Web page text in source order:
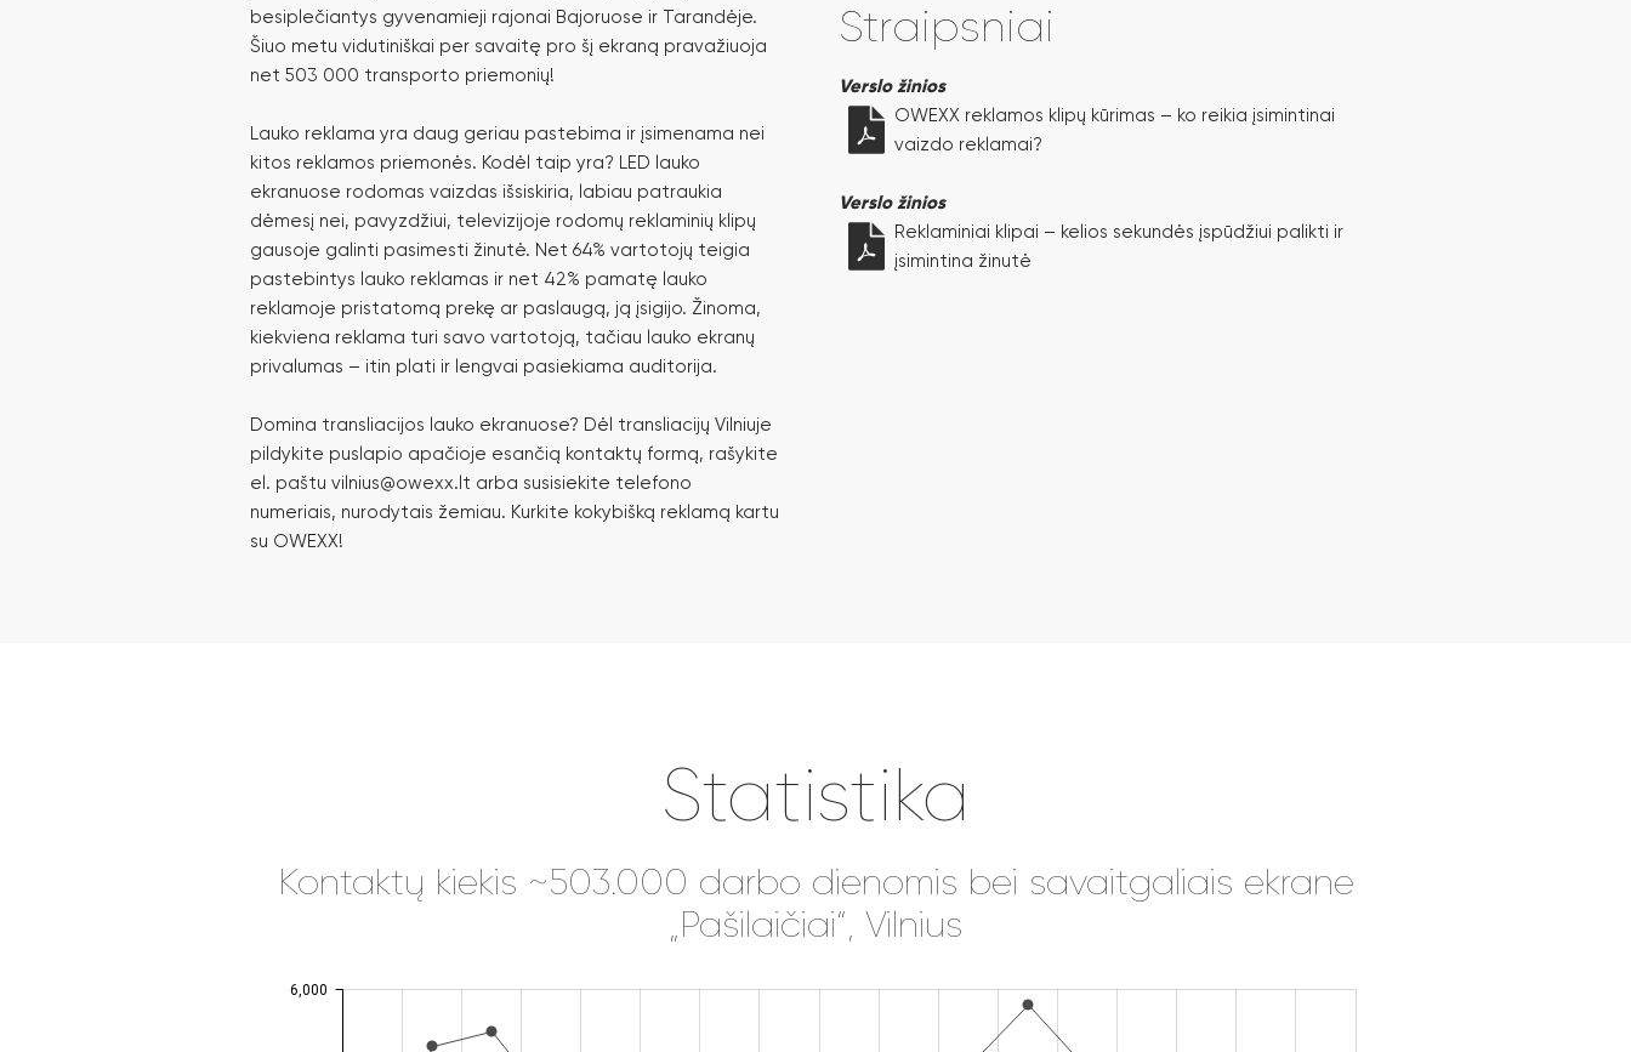
besiplečiantys gyvenamieji rajonai Bajoruose ir Tarandėje.
Šiuo metu vidutiniškai per savaitę pro šį ekraną pravažiuoja
net 503 000 transporto priemonių!
Lauko reklama yra daug geriau pastebima ir įsimenama nei
kitos reklamos priemonės. Kodėl taip yra? LED lauko
ekranuose rodomas vaizdas išsiskiria, labiau patraukia
dėmesį nei, pavyzdžiui, televizijoje rodomų reklaminių klipų
gausoje galinti pasimesti žinutė. Net 64% vartotojų teigia
pastebintys lauko reklamas ir net 42% pamatę lauko
reklamoje pristatomą prekę ar paslaugą, ją įsigijo. Žinoma,
kiekviena reklama turi savo vartotoją, tačiau lauko ekranų
privalumas – itin plati ir lengvai pasiekiama auditorija.
Domina transliacijos lauko ekranuose? Dėl transliacijų Vilniuje
pildykite puslapio apačioje esančią kontaktų formą, rašykite
el. paštu vilnius@owexx.lt arba susisiekite telefono
numeriais, nurodytais žemiau. Kurkite kokybišką reklamą kartu
su OWEXX!
Straipsniai
Verslo žinios
OWEXX reklamos klipų kūrimas – ko reikia įsimintinai
vaizdo reklamai?
Verslo žinios
Reklaminiai klipai – kelios sekundės įspūdžiui palikti ir
įsimintina žinutė
Statistika
Kontaktų kiekis ~503.000 darbo dienomis bei savaitgaliais ekrane
„Pašilaičiai“, Vilnius
6,000